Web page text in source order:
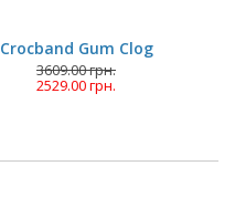
Crocband Gum Clog
3609.00 грн.
2529.00 грн.